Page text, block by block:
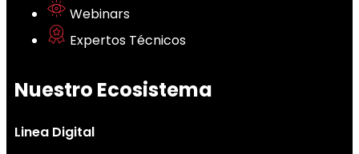
Webinars
Expertos Técnicos
Nuestro Ecosistema
Linea Digital